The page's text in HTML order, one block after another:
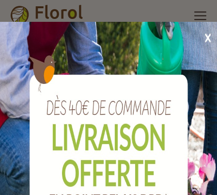
Accueil Nos produits /Quincaillerie/ Touret n° 2 - 25
Touret n° 2 - 25